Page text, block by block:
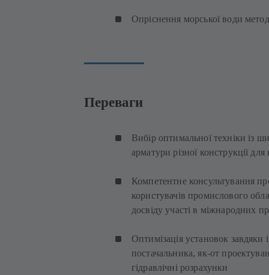
Опріснення морської води
Переваги
Вибір оптимальної техніки із
арматури різної конструкції
Компетентне консультування
користувачів промислового
досвіду участі в міжнародних
Оптимізація установок
постачальника, як-от
гідравлічні розрахунки